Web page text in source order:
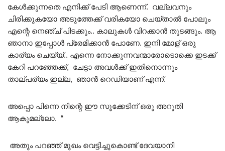
കേൾക്കുന്നതെ എനിക്ക് പേടി ആണെന്ന്. വല്ലവനും
ചിരിക്കുകയോ അടുത്തേക്ക് വരികയോ ചെയ്താൽ പോലും
എന്റെ നെഞ്ച് പിടക്കും.. കാലുകൾ വിറക്കാൻ തുടങ്ങും. ആ
ഞാനാ ഇപ്പോൾ പ്രേമിക്കാൻ പോണേ. ഇനി മോള് ഒരു
കാര്യം ചെയ്യ്.. എന്നെ നോക്കുന്നവന്മാരോടൊക്കെ ഇടക്ക്
കേറി പറഞ്ഞേക്ക്, ചേട്ടാ അവൾക്ക് ഇതിനൊന്നും
താല്പര്യം ഇല്ല, ഞാൻ റെഡിയാണ് എന്ന്.
അപ്പൊ പിന്നെ നിന്റെ ഈ സൂക്കേടിന് ഒരു അറുതി
ആകുമല്ലോ. “
അതും പറഞ്ഞ് മുഖം വെട്ടിച്ചുകൊണ്ട് ദേവയാനി